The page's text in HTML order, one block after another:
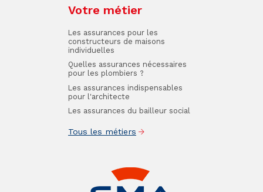
Votre métier
Les assurances pour les
constructeurs de maisons
individuelles
Quelles assurances nécessaires
pour les plombiers ?
Les assurances indispensables
pour l'architecte
Les assurances du bailleur social
Tous les métiers